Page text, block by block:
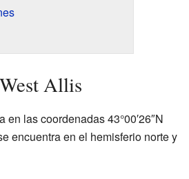
Allis
las coordenadas 43°00′26″N
encuentra en el hemisferio norte y